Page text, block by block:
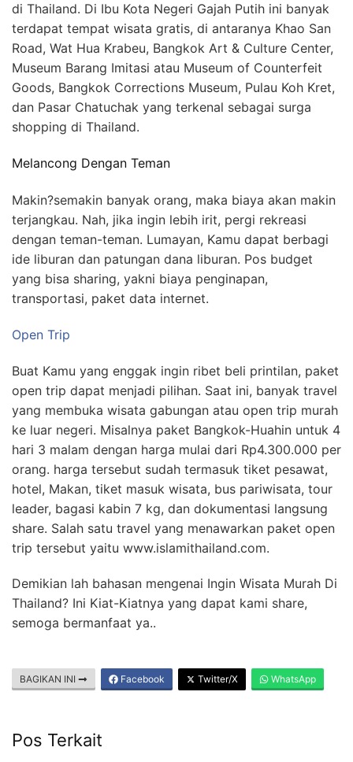
di Thailand. Di Ibu Kota Negeri Gajah Putih ini banyak
terdapat tempat wisata gratis, di antaranya Khao San
Road, Wat Hua Krabeu, Bangkok Art & Culture Center,
Museum Barang Imitasi atau Museum of Counterfeit
Goods, Bangkok Corrections Museum, Pulau Koh Kret,
dan Pasar Chatuchak yang terkenal sebagai surga
shopping di Thailand.
Melancong Dengan Teman
Makin?semakin banyak orang, maka biaya akan makin
terjangkau. Nah, jika ingin lebih irit, pergi rekreasi
dengan teman-teman. Lumayan, Kamu dapat berbagi
ide liburan dan patungan dana liburan. Pos budget
yang bisa sharing, yakni biaya penginapan,
transportasi, paket data internet.
Open Trip
Buat Kamu yang enggak ingin ribet beli printilan, paket
open trip dapat menjadi pilihan. Saat ini, banyak travel
yang membuka wisata gabungan atau open trip murah
ke luar negeri. Misalnya paket Bangkok-Huahin untuk 4
hari 3 malam dengan harga mulai dari Rp4.300.000 per
orang. harga tersebut sudah termasuk tiket pesawat,
hotel, Makan, tiket masuk wisata, bus pariwisata, tour
leader, bagasi kabin 7 kg, dan dokumentasi langsung
share. Salah satu travel yang menawarkan paket open
trip tersebut yaitu www.islamithailand.com.
Demikian lah bahasan mengenai Ingin Wisata Murah Di
Thailand? Ini Kiat-Kiatnya yang dapat kami share,
semoga bermanfaat ya..
BAGIKAN INI Facebook Twitter/X WhatsApp
Pos Terkait